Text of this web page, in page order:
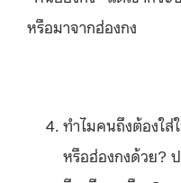
หรือมาจากฮ่องกง
ทำไมคนถึงต้องใส่
หรือฮ่องกงด้วย?